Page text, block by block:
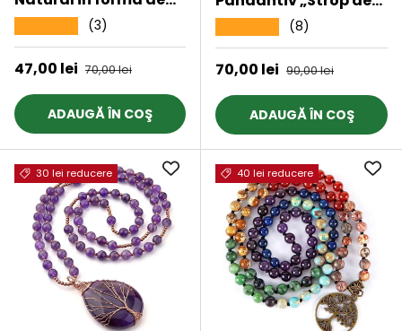
cruce - Protectie
Energetica si Echilibru
(3)
Preț de vânzare
47,00 lei Preț obișnuit
70,00 lei
ADAUGĂ ÎN COŞ
ploaie” din Labradorit
natural Amuleta
Energetica Reiki
Femei
(8)
Preț de vânzare
70,00 lei Preț obișnuit
90,00 lei
ADAUGĂ ÎN COŞ
30 lei reducere 40 lei reducere